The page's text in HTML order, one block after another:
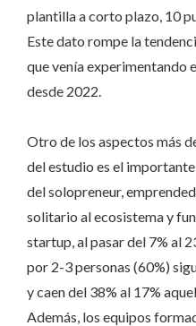
plantilla a corto plazo, 10
Este dato rompe la
que venía experimentando
desde 2022.
Otro de los aspectos más
del estudio es el
del solopreneur,
solitario al ecosistema y
startup, al pasar del 7% al
por 2-3 personas (60%)
y caen del 38% al 17%
Además, los equipos